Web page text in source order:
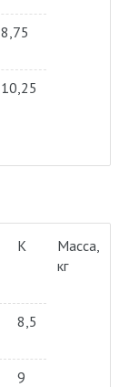
8,75
10,25
К
Масса,
кг
8,5
9